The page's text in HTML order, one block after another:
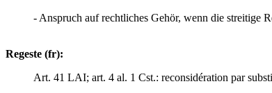
- Anspruch auf rechtliches Gehör, wenn die streitige
Regeste (fr):
Art. 41 LAI; art. 4 al. 1 Cst.: reconsidération par